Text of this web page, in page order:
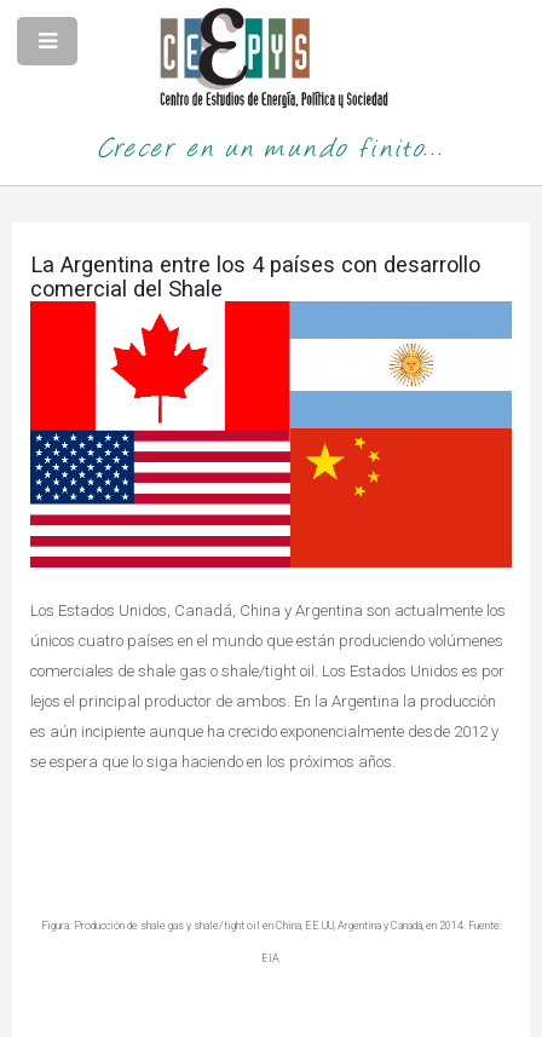
Crecer en un mundo finito...
La Argentina entre los 4 países con desarrollo
comercial del Shale
Los Estados Unidos, Canadá, China y Argentina son actualmente los
únicos cuatro países en el mundo que están produciendo volúmenes
comerciales de shale gas o shale/tight oil. Los Estados Unidos es por
lejos el principal productor de ambos. En la Argentina la producción
es aún incipiente aunque ha crecido exponencialmente desde 2012 y
se espera que lo siga haciendo en los próximos años.
Figura: Producción de shale gas y shale/tight oil en China, EE.UU, Argentina y Canadá, en 2014. Fuente:
EIA